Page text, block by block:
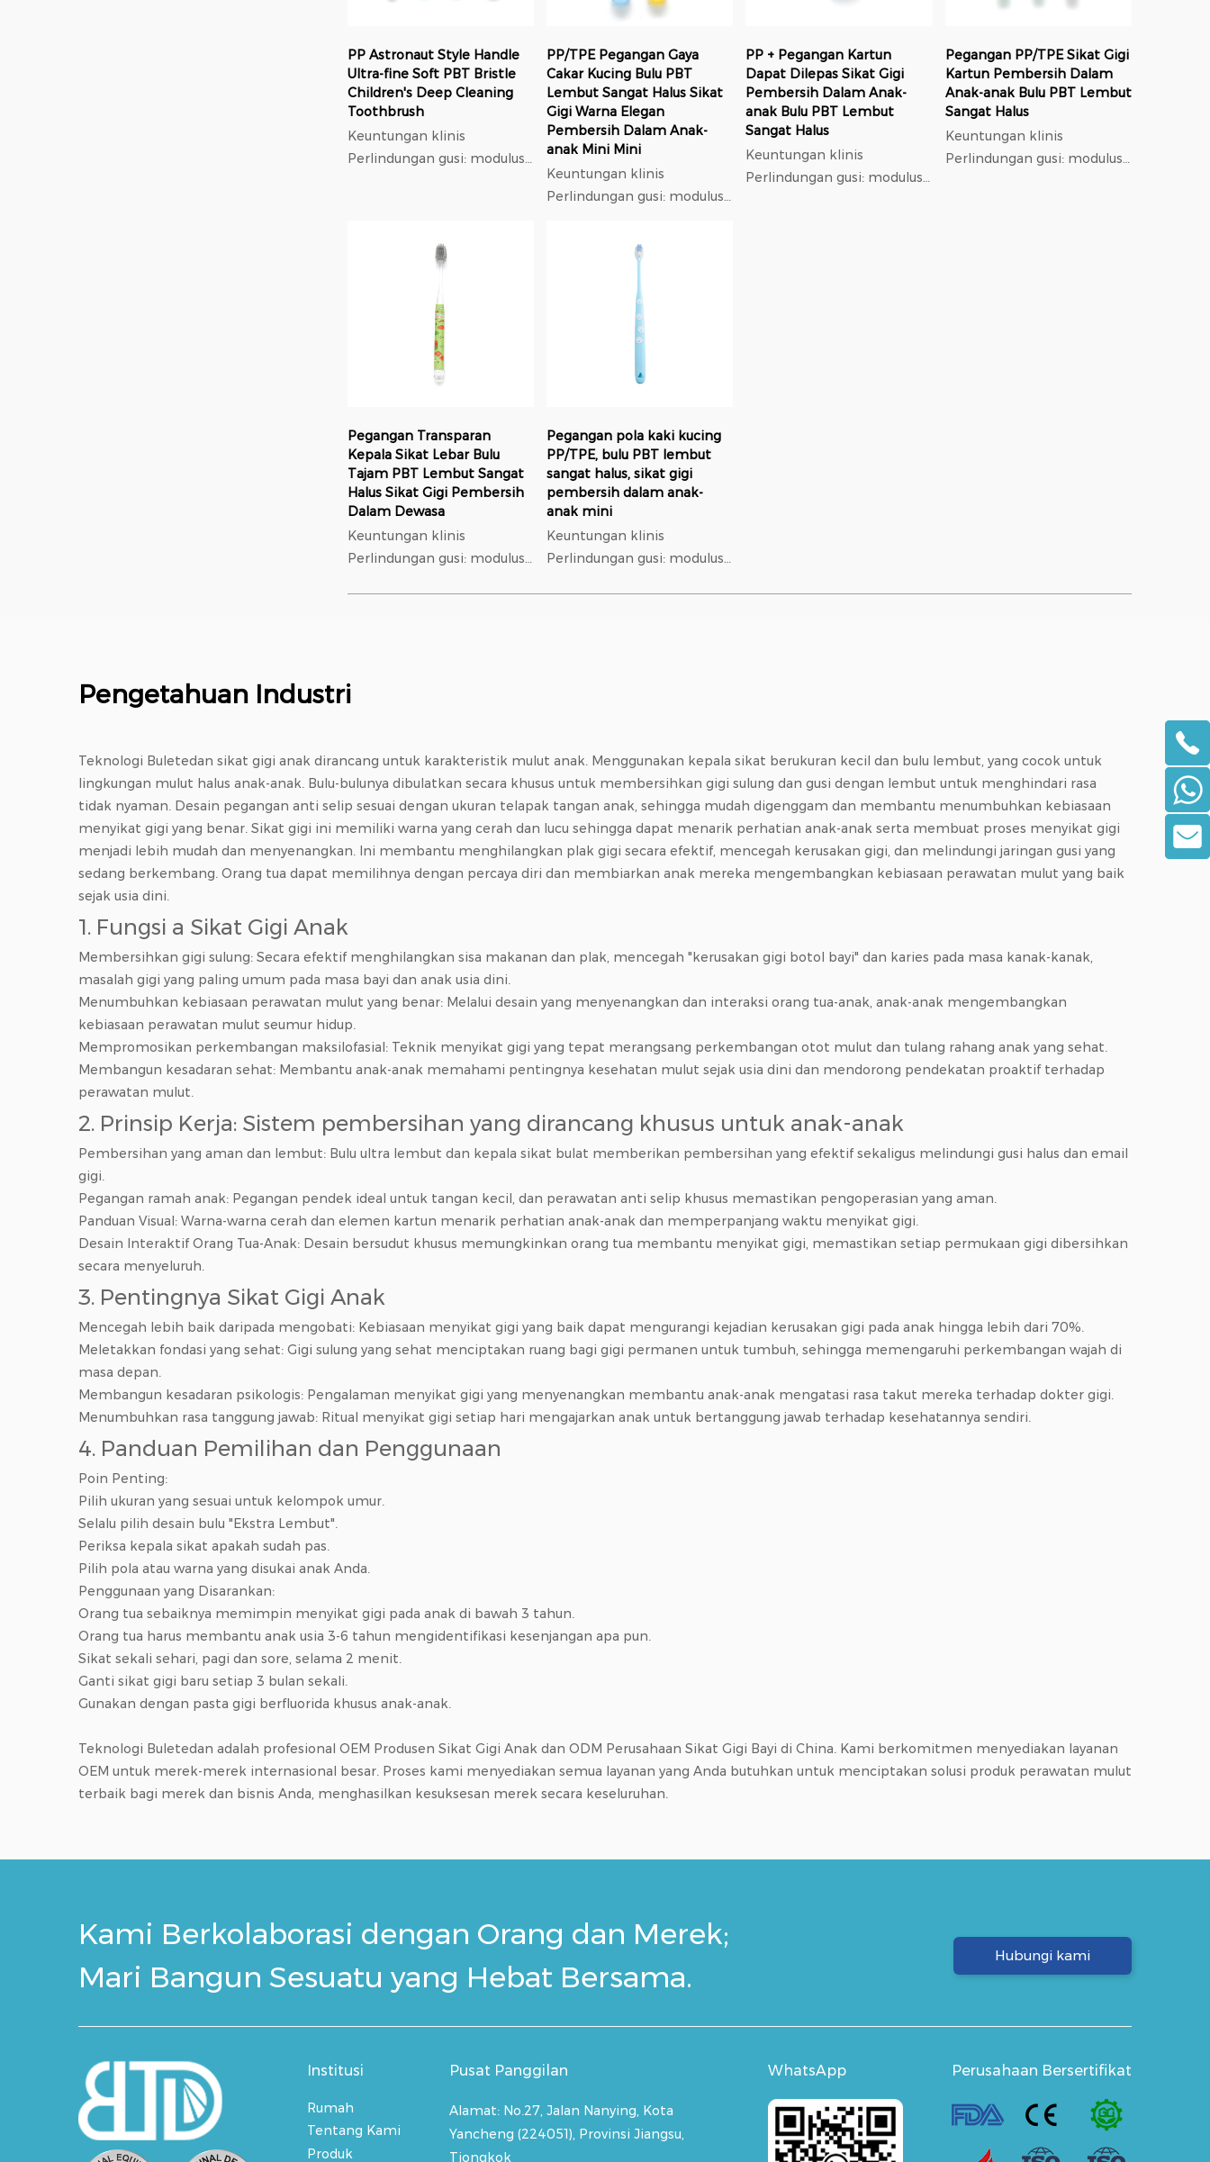
PP Astronaut Style Handle
Ultra-fine Soft PBT Bristle
Children's Deep Cleaning
Toothbrush
Keuntungan klinis
Perlindungan gusi: modulus
lebih sedikit dibandingkan
PP/TPE Pegangan Gaya
Cakar Kucing Bulu PBT
Lembut Sangat Halus Sikat
Gigi Warna Elegan
Pembersih Dalam Anak-
anak Mini Mini
Keuntungan klinis
Perlindungan gusi: modulus
berdiameter 0,18 mm,
tekanan pada gusi 37%
PP + Pegangan Kartun
Dapat Dilepas Sikat Gigi
Pembersih Dalam Anak-
anak Bulu PBT Lembut
Sangat Halus
Keuntungan klinis
Perlindungan gusi: modulus
Pegangan PP/TPE Sikat Gigi
Kartun Pembersih Dalam
Anak-anak Bulu PBT Lembut
Sangat Halus
Keuntungan klinis
Perlindungan gusi: modulus
Pegangan Transparan
Kepala Sikat Lebar Bulu
Tajam PBT Lembut Sangat
Halus Sikat Gigi Pembersih
Dalam Dewasa
Keuntungan klinis
Perlindungan gusi: modulus
Pegangan pola kaki kucing
PP/TPE, bulu PBT lembut
sangat halus, sikat gigi
pembersih dalam anak-
anak mini
Keuntungan klinis
Perlindungan gusi: modulus
Pengetahuan Industri
Teknologi Buletedan sikat gigi anak dirancang untuk karakteristik mulut anak. Menggunakan kepala sikat berukuran kecil dan bulu lembut, yang cocok untuk
lingkungan mulut halus anak-anak. Bulu-bulunya dibulatkan secara khusus untuk membersihkan gigi sulung dan gusi dengan lembut untuk menghindari rasa
tidak nyaman. Desain pegangan anti selip sesuai dengan ukuran telapak tangan anak, sehingga mudah digenggam dan membantu menumbuhkan kebiasaan
menyikat gigi yang benar. Sikat gigi ini memiliki warna yang cerah dan lucu sehingga dapat menarik perhatian anak-anak serta membuat proses menyikat gigi
menjadi lebih mudah dan menyenangkan. Ini membantu menghilangkan plak gigi secara efektif, mencegah kerusakan gigi, dan melindungi jaringan gusi yang
sedang berkembang. Orang tua dapat memilihnya dengan percaya diri dan membiarkan anak mereka mengembangkan kebiasaan perawatan mulut yang baik
sejak usia dini.
1. Fungsi a Sikat Gigi Anak
Membersihkan gigi sulung: Secara efektif menghilangkan sisa makanan dan plak, mencegah "kerusakan gigi botol bayi" dan karies pada masa kanak-kanak,
masalah gigi yang paling umum pada masa bayi dan anak usia dini.
Menumbuhkan kebiasaan perawatan mulut yang benar: Melalui desain yang menyenangkan dan interaksi orang tua-anak, anak-anak mengembangkan
kebiasaan perawatan mulut seumur hidup.
Mempromosikan perkembangan maksilofasial: Teknik menyikat gigi yang tepat merangsang perkembangan otot mulut dan tulang rahang anak yang sehat.
Membangun kesadaran sehat: Membantu anak-anak memahami pentingnya kesehatan mulut sejak usia dini dan mendorong pendekatan proaktif terhadap
perawatan mulut.
2. Prinsip Kerja: Sistem pembersihan yang dirancang khusus untuk anak-anak
Pembersihan yang aman dan lembut: Bulu ultra lembut dan kepala sikat bulat memberikan pembersihan yang efektif sekaligus melindungi gusi halus dan email
gigi.
Pegangan ramah anak: Pegangan pendek ideal untuk tangan kecil, dan perawatan anti selip khusus memastikan pengoperasian yang aman.
Panduan Visual: Warna-warna cerah dan elemen kartun menarik perhatian anak-anak dan memperpanjang waktu menyikat gigi.
Desain Interaktif Orang Tua-Anak: Desain bersudut khusus memungkinkan orang tua membantu menyikat gigi, memastikan setiap permukaan gigi dibersihkan
secara menyeluruh.
3. Pentingnya Sikat Gigi Anak
Mencegah lebih baik daripada mengobati: Kebiasaan menyikat gigi yang baik dapat mengurangi kejadian kerusakan gigi pada anak hingga lebih dari 70%.
Meletakkan fondasi yang sehat: Gigi sulung yang sehat menciptakan ruang bagi gigi permanen untuk tumbuh, sehingga memengaruhi perkembangan wajah di
masa depan.
Membangun kesadaran psikologis: Pengalaman menyikat gigi yang menyenangkan membantu anak-anak mengatasi rasa takut mereka terhadap dokter gigi.
Menumbuhkan rasa tanggung jawab: Ritual menyikat gigi setiap hari mengajarkan anak untuk bertanggung jawab terhadap kesehatannya sendiri.
4. Panduan Pemilihan dan Penggunaan
Poin Penting:
Pilih ukuran yang sesuai untuk kelompok umur.
Selalu pilih desain bulu "Ekstra Lembut".
Periksa kepala sikat apakah sudah pas.
Pilih pola atau warna yang disukai anak Anda.
Penggunaan yang Disarankan:
Orang tua sebaiknya memimpin menyikat gigi pada anak di bawah 3 tahun.
Orang tua harus membantu anak usia 3-6 tahun mengidentifikasi kesenjangan apa pun.
Sikat sekali sehari, pagi dan sore, selama 2 menit.
Ganti sikat gigi baru setiap 3 bulan sekali.
Gunakan dengan pasta gigi berfluorida khusus anak-anak.
Teknologi Buletedan adalah profesional OEM Produsen Sikat Gigi Anak dan ODM Perusahaan Sikat Gigi Bayi di China. Kami berkomitmen menyediakan layanan
OEM untuk merek-merek internasional besar. Proses kami menyediakan semua layanan yang Anda butuhkan untuk menciptakan solusi produk perawatan mulut
terbaik bagi merek dan bisnis Anda, menghasilkan kesuksesan merek secara keseluruhan.
Kami Berkolaborasi dengan Orang dan Merek;
Mari Bangun Sesuatu yang Hebat Bersama.
Hubungi kami
Institusi
Rumah
Tentang Kami
Produk
Pusat Panggilan
Alamat: No.27, Jalan Nanying, Kota
Yancheng (224051), Provinsi Jiangsu,
Tiongkok
WhatsApp Perusahaan Bersertifikat